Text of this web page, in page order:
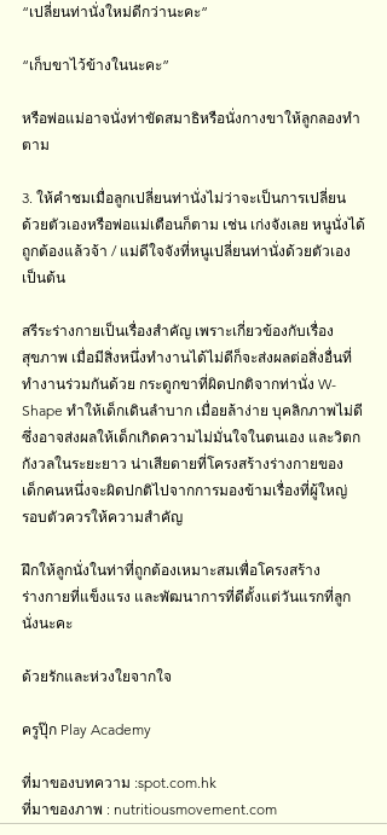
“เปลี่ยนท่านั่งใหม่ดีกว่านะคะ”
“เก็บขาไว้ข้างในนะคะ”
หรือพ่อแม่อาจนั่งท่าขัดสมาธิหรือนั่งกางขาให้ลูกลองทำ
ตาม
3. ให้คำชมเมื่อลูกเปลี่ยนท่านั่งไม่ว่าจะเป็นการเปลี่ยน
ด้วยตัวเองหรือพ่อแม่เตือนก็ตาม เช่น เก่งจังเลย หนูนั่งได้
ถูกต้องแล้วจ้า / แม่ดีใจจังที่หนูเปลี่ยนท่านั่งด้วยตัวเอง
เป็นต้น
สรีระร่างกายเป็นเรื่องสำคัญ เพราะเกี่ยวข้องกับเรื่อง
สุขภาพ เมื่อมีสิ่งหนึ่งทำงานได้ไม่ดีก็จะส่งผลต่อสิ่งอื่นที่
ทำงานร่วมกันด้วย กระดูกขาที่ผิดปกติจากท่านั่ง W-
Shape ทำให้เด็กเดินลำบาก เมื่อยล้าง่าย บุคลิกภาพไม่ดี
ซึ่งอาจส่งผลให้เด็กเกิดความไม่มั่นใจในตนเอง และวิตก
กังวลในระยะยาว น่าเสียดายที่โครงสร้างร่างกายของ
เด็กคนหนึ่งจะผิดปกติไปจากการมองข้ามเรื่องที่ผู้ใหญ่
รอบตัวควรให้ความสำคัญ
ฝึกให้ลูกนั่งในท่าที่ถูกต้องเหมาะสมเพื่อโครงสร้าง
ร่างกายที่แข็งแรง และพัฒนาการที่ดีตั้งแต่วันแรกที่ลูก
นั่งนะคะ
ด้วยรักและห่วงใยจากใจ
ครูปุ๊ก Play Academy
ที่มาของบทความ :spot.com.hk
ที่มาของภาพ : nutritiousmovement.com